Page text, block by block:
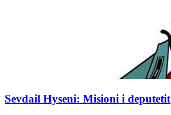
Sevdail Hyseni: Misioni i deputetit